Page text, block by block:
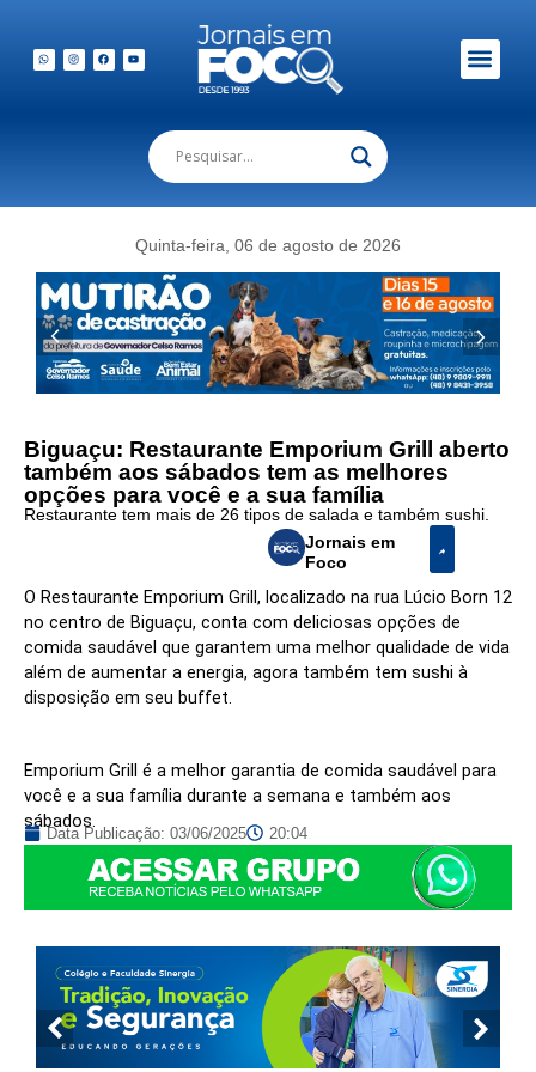
Quinta-feira, 06 de agosto de 2026
Biguaçu: Restaurante Emporium Grill aberto
também aos sábados tem as melhores
opções para você e a sua família
Restaurante tem mais de 26 tipos de salada e também sushi.
Jornais em
Foco
O Restaurante Emporium Grill, localizado na rua Lúcio Born 12
no centro de Biguaçu, conta com deliciosas opções de
comida saudável que garantem uma melhor qualidade de vida
além de aumentar a energia, agora também tem sushi à
disposição em seu buffet.
Emporium Grill é a melhor garantia de comida saudável para
você e a sua família durante a semana e também aos
sábados.
Data Publicação: 03/06/2025 20:04